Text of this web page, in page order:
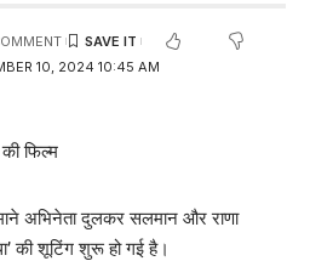
10, 2024 10:45 AM
अभिनेता दुलकर सलमान और राणा
की शूटिंग शुरू हो गई है।